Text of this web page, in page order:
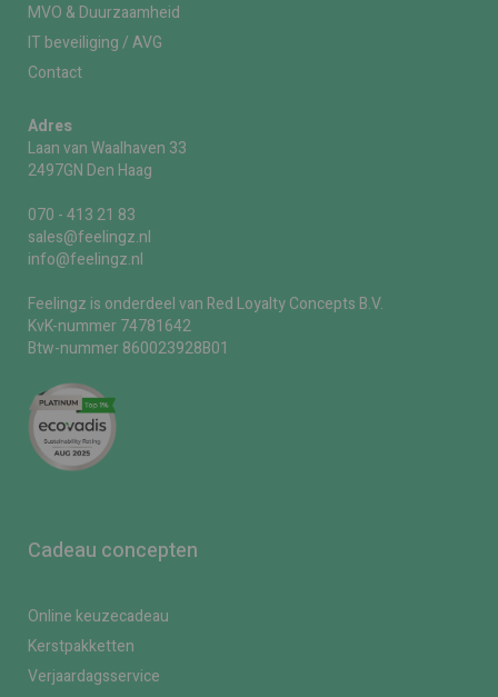
MVO & Duurzaamheid
IT beveiliging / AVG
Contact
Adres
Laan van Waalhaven 33
2497GN Den Haag
070 - 413 21 83
sales@feelingz.nl
info@feelingz.nl
Feelingz is onderdeel van Red Loyalty Concepts B.V.
KvK-nummer 74781642
Btw-nummer 860023928B01
Cadeau concepten
Online keuzecadeau
Kerstpakketten
Verjaardagsservice